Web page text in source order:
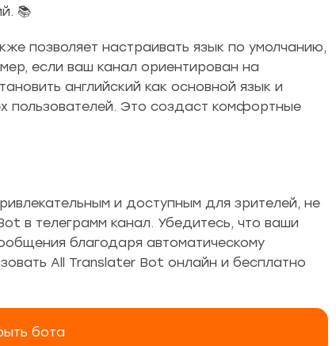
📚
позволяет настраивать язык по умолчанию,
если ваш канал ориентирован на
английский как основной язык и
пользователей. Это создаст комфортные
и доступным для зрителей, не
в телеграмм канал. Убедитесь, что ваши
благодаря автоматическому
All Translater Bot онлайн и бесплатно
бота